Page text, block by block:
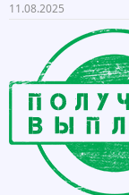
11.08.2025